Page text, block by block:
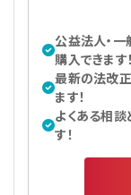
【連載】非営
【連載】労務管
【連載】AI活用
公益法人・
購入できます！
最新の法改
ます！
よくある相
す！